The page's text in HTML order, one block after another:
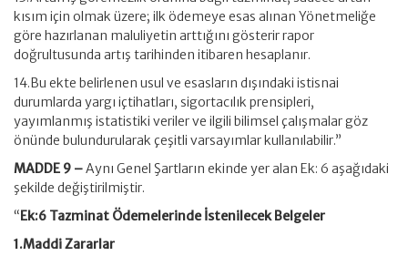
kısım için olmak üzere; ilk ödemeye esas alınan Yönetmeliğe
göre hazırlanan maluliyetin arttığını gösterir rapor
doğrultusunda artış tarihinden itibaren hesaplanır.
14.Bu ekte belirlenen usul ve esasların dışındaki istisnai
durumlarda yargı içtihatları, sigortacılık prensipleri,
yayımlanmış istatistiki veriler ve ilgili bilimsel çalışmalar göz
önünde bulundurularak çeşitli varsayımlar kullanılabilir.”
MADDE 9 –Aynı Genel Şartların ekinde yer alan Ek: 6 aşağıdaki
şekilde değiştirilmiştir.
“Ek:6 Tazminat Ödemelerinde İstenilecek Belgeler
1.Maddi Zararlar